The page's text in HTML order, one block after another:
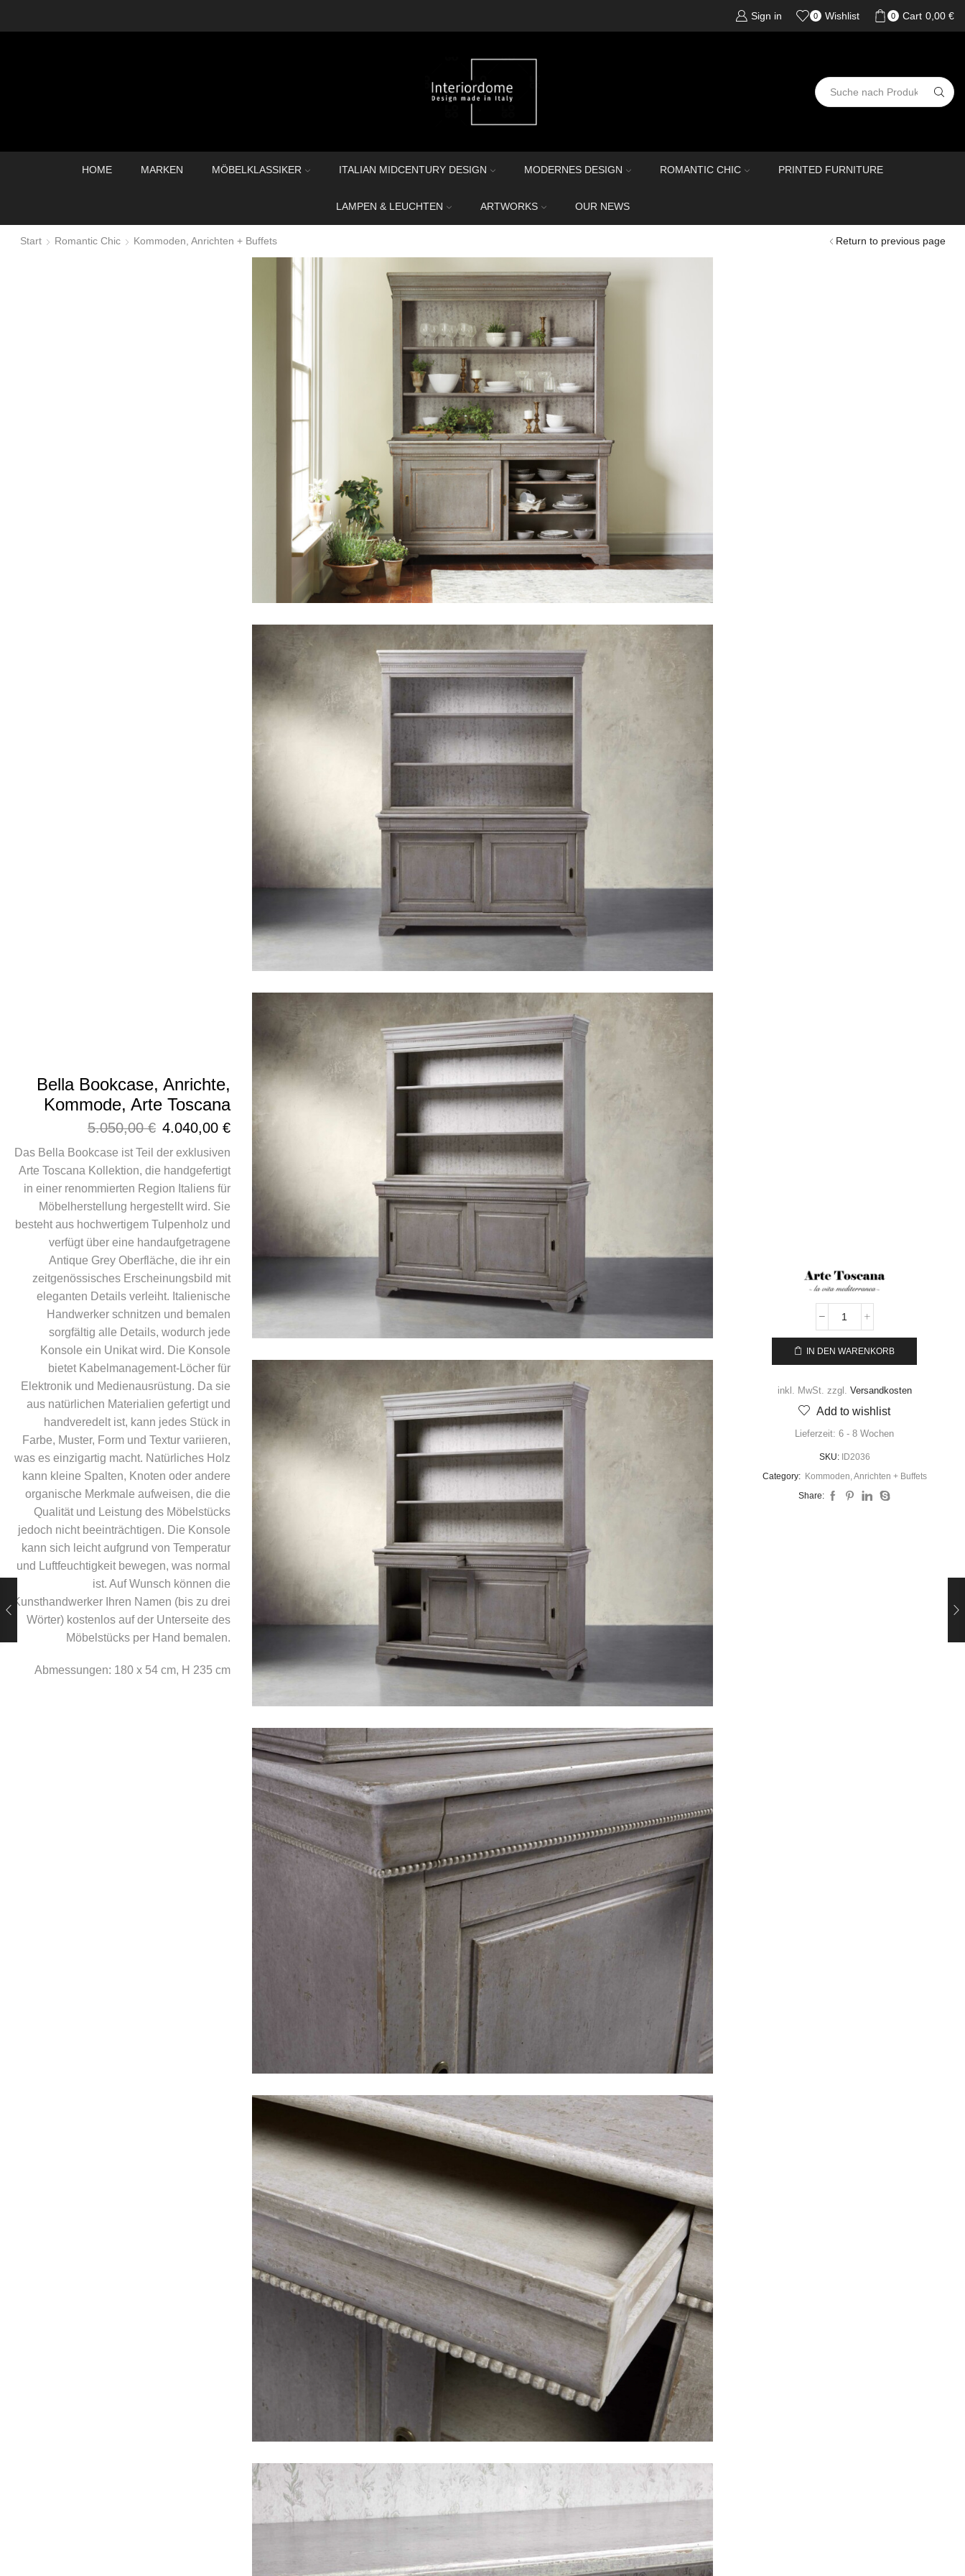
Sign in 0 Wishlist 0 Cart 0,00 €
HOME MARKEN MÖBELKLASSIKER ITALIAN MIDCENTURY DESIGN MODERNES DESIGN ROMANTIC CHIC PRINTED FURNITURE
LAMPEN & LEUCHTEN ARTWORKS OUR NEWS
Start Romantic Chic Kommoden, Anrichten + Buffets Return to previous page
Bella Bookcase, Anrichte,
Kommode, Arte Toscana
5.050,00€ 4.040,00 €
Das Bella Bookcase ist Teil der exklusiven
Arte Toscana Kollektion, die handgefertigt
in einer renommierten Region Italiens für
Möbelherstellung hergestellt wird. Sie
besteht aus hochwertigem Tulpenholz und
verfügt über eine handaufgetragene
Antique Grey Oberfläche, die ihr ein
zeitgenössisches Erscheinungsbild mit
eleganten Details verleiht. Italienische
Handwerker schnitzen und bemalen
sorgfältig alle Details, wodurch jede
Konsole ein Unikat wird. Die Konsole
bietet Kabelmanagement-Löcher für
Elektronik und Medienausrüstung. Da sie
aus natürlichen Materialien gefertigt und
handveredelt ist, kann jedes Stück in
Farbe, Muster, Form und Textur variieren,
was es einzigartig macht. Natürliches Holz
kann kleine Spalten, Knoten oder andere
organische Merkmale aufweisen, die die
Qualität und Leistung des Möbelstücks
jedoch nicht beeinträchtigen. Die Konsole
kann sich leicht aufgrund von Temperatur
und Luftfeuchtigkeit bewegen, was normal
ist. Auf Wunsch können die
Kunsthandwerker Ihren Namen (bis zu drei
Wörter) kostenlos auf der Unterseite des
Möbelstücks per Hand bemalen.
Abmessungen: 180 x 54 cm, H 235 cm
IN DEN WARENKORB
inkl. MwSt. zzgl. Versandkosten
Add to wishlist
Lieferzeit: 6 - 8 Wochen
SKU:
ID2036
Category: Kommoden, Anrichten + Buffets
Share: